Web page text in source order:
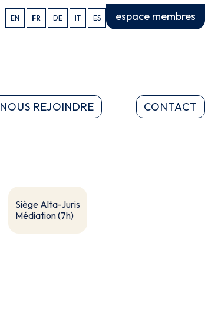
EN FR DE IT ES espace membres
NOUS REJOINDRE CONTACT
Siège Alta-Juris
Médiation (7h)